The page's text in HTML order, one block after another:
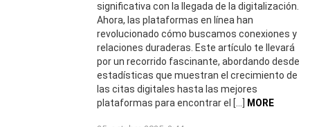
significativa con la llegada de la digitalización.
Ahora, las plataformas en línea han
revolucionado cómo buscamos conexiones y
relaciones duraderas. Este artículo te llevará
por un recorrido fascinante, abordando desde
estadísticas que muestran el crecimiento de
las citas digitales hasta las mejores
plataformas para encontrar el […]
MORE